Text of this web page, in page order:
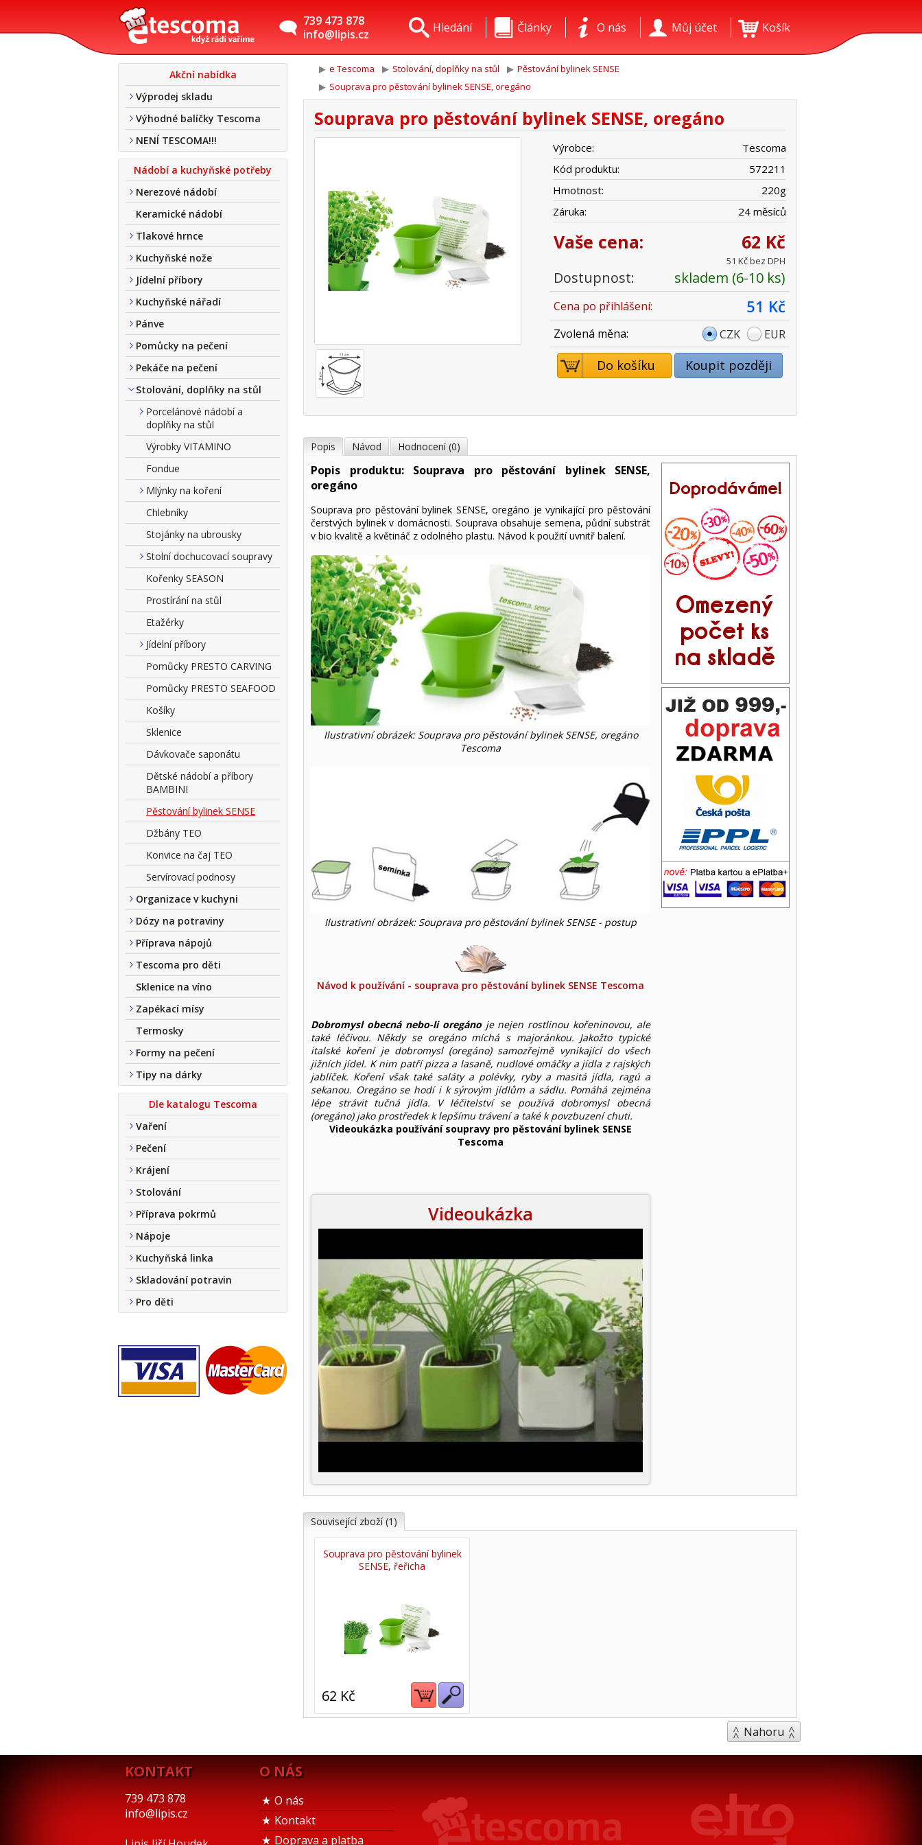
739 473 878
info@lipis.cz
Košík
Můj účet
O nás
Články
Hledání
Akční nabídka
Výprodej skladu
Výhodné balíčky Tescoma
NENÍ TESCOMA!!!
Nádobí a kuchyňské potřeby
Nerezové nádobí
Keramické nádobí
Tlakové hrnce
Kuchyňské nože
Jídelní příbory
Kuchyňské nářadí
Pánve
Pomůcky na pečení
Pekáče na pečení
Stolování, doplňky na stůl
Porcelánové nádobí a
doplňky na stůl
Výrobky VITAMINO
Fondue
Mlýnky na koření
Chlebníky
Stojánky na ubrousky
Stolní dochucovací soupravy
Kořenky SEASON
Prostírání na stůl
Etažérky
Jídelní příbory
Pomůcky PRESTO CARVING
Pomůcky PRESTO SEAFOOD
Košíky
Sklenice
Dávkovače saponátu
Dětské nádobí a příbory
BAMBINI
Pěstování bylinek SENSE
Džbány TEO
Konvice na čaj TEO
Servírovací podnosy
Organizace v kuchyni
Dózy na potraviny
Příprava nápojů
Tescoma pro děti
Sklenice na víno
Zapékací mísy
Termosky
Formy na pečení
Tipy na dárky
Dle katalogu Tescoma
Vaření
Pečení
Krájení
Stolování
Příprava pokrmů
Nápoje
Kuchyňská linka
Skladování potravin
Pro děti
e Tescoma Stolování, doplňky na stůl
Pěstování bylinek SENSE
Souprava pro pěstování bylinek SENSE, oregáno
Souprava pro pěstování bylinek SENSE, oregáno
Výrobce:
Tescoma
Kód produktu:
572211
Hmotnost:
220g
Záruka:
24 měsíců
Vaše cena: 62 Kč
51 Kč bez DPH
Dostupnost: skladem (6-10 ks)
Cena po přihlášení: 51 Kč
Zvolená měna: CZK EUR
Do košíku Koupit později
Popis Návod Hodnocení (0)
Popis produktu: Souprava pro pěstování bylinek SENSE,
oregáno
Souprava pro pěstování bylinek SENSE, oregáno je vynikající pro pěstování
čerstvých bylinek v domácnosti. Souprava obsahuje semena, půdní substrát
v bio kvalitě a květináč z odolného plastu. Návod k použití uvnitř balení.
Ilustrativní obrázek: Souprava pro pěstování bylinek SENSE, oregáno
Tescoma
Ilustrativní obrázek: Souprava pro pěstování bylinek SENSE - postup
Návod k používání - souprava pro pěstování bylinek SENSE Tescoma
Dobromysl obecná nebo-li oregánoje nejen rostlinou kořeninovou, ale
také léčivou. Někdy se oregáno míchá s majoránkou. Jakožto typické
italské koření je dobromysl (oregáno) samozřejmě vynikající do všech
jižních jídel. K nim patří pizza a lasaně, nudlové omáčky a jídla z rajských
jablíček. Koření však také saláty a polévky, ryby a masitá jídla, ragú a
sekanou. Oregáno se hodí i k sýrovým jídlům a sádlu. Pomáhá zejména
lépe strávit tučná jídla. V léčitelství se používá dobromysl obecná
(oregáno) jako prostředek k lepšímu trávení a také k povzbuzení chuti.
Videoukázka používání soupravy pro pěstování bylinek SENSE
Tescoma
Videoukázka
Související zboží (1)
Souprava pro pěstování bylinek
SENSE, řeřicha
62 Kč
Nahoru
KONTAKT
739 473 878
info@lipis.cz
O NÁS
O nás
Kontakt
Doprava a platba